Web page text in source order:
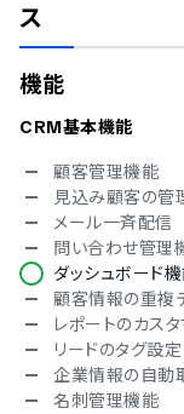
シングルサインオ
対応言語
英語
中国語
デンマーク語
オランダ語
フィンランド語
フランス語
ドイツ語
イタリア語
韓国語
ノルウェー語
ス
機能
CRM基本機能
顧客管理機能
見込み顧客の管
メール一斉配信
問い合わせ管理
ダッシュボード
顧客情報の重複
レポートのカス
リードのタグ設定
企業情報の自動
名刺管理機能